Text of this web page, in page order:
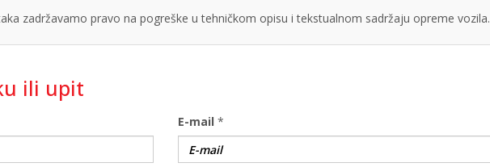
zadržavamo pravo na pogreške u tehničkom opisu i tekstualnom sadržaju opreme vozila.
ili upit
E-mail *